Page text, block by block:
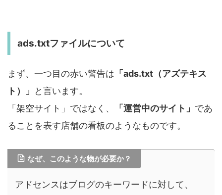
ads.txtファイルについて
まず、一つ目の赤い警告は 「ads.txt（アズテキス
ト）」
と言います。
「架空サイト」ではなく、
「運営中のサイト」 であ
ることを表す店舗の看板のようなものです。
なぜ、このような物が必要か？
アドセンスはブログのキーワードに対して、